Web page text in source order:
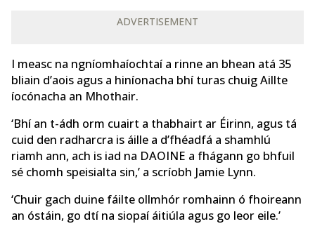
ADVERTISEMENT
I measc na ngníomhaíochtaí a rinne an bhean atá 35
bliain d’aois agus a hiníonacha bhí turas chuig Aillte
íocónacha an Mhothair.
‘Bhí an t-ádh orm cuairt a thabhairt ar Éirinn, agus tá
cuid den radharcra is áille a d’fhéadfá a shamhlú
riamh ann, ach is iad na DAOINE a fhágann go bhfuil
sé chomh speisialta sin,’ a scríobh Jamie Lynn.
‘Chuir gach duine fáilte ollmhór romhainn ó fhoireann
an óstáin, go dtí na siopaí áitiúla agus go leor eile.’